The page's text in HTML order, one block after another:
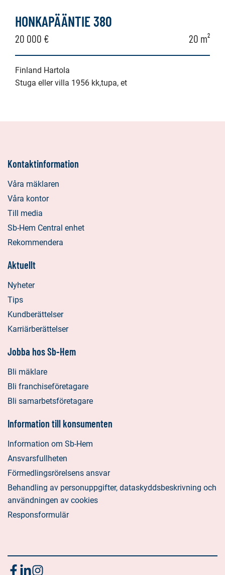
HONKAPÄÄNTIE 380
20 000 € 20 m²
Finland Hartola
Stuga eller villa 1956 kk,tupa, et
Kontaktinformation
Våra mäklaren
Våra kontor
Till media
Sb-Hem Central enhet
Rekommendera
Aktuellt
Nyheter
Tips
Kundberättelser
Karriärberättelser
Jobba hos Sb-Hem
Bli mäklare
Bli franchiseföretagare
Bli samarbetsföretagare
Information till konsumenten
Information om Sb-Hem
Ansvarsfullheten
Förmedlingsrörelsens ansvar
Behandling av personuppgifter, dataskyddsbeskrivning och
användningen av cookies
Responsformulär
Sociala
SocialaSociala